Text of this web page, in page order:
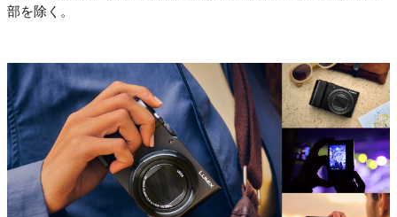
部を除く。